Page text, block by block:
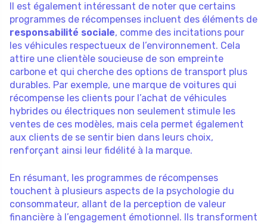
Il est également intéressant de noter que certains
programmes de récompenses incluent des éléments de
responsabilité sociale, comme des incitations pour
les véhicules respectueux de l’environnement. Cela
attire une clientèle soucieuse de son empreinte
carbone et qui cherche des options de transport plus
durables. Par exemple, une marque de voitures qui
récompense les clients pour l’achat de véhicules
hybrides ou électriques non seulement stimule les
ventes de ces modèles, mais cela permet également
aux clients de se sentir bien dans leurs choix,
renforçant ainsi leur fidélité à la marque.
En résumant, les programmes de récompenses
touchent à plusieurs aspects de la psychologie du
consommateur, allant de la perception de valeur
financière à l’engagement émotionnel. Ils transforment